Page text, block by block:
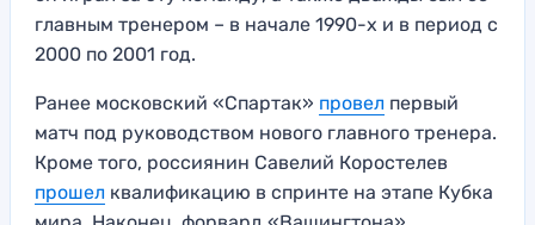
главным тренером – в начале 1990-х и в период с
2000 по 2001 год.
Ранее московский «Спартак» провел первый
матч под руководством нового главного тренера.
Кроме того, россиянин Савелий Коростелев
прошел квалификацию в спринте на этапе Кубка